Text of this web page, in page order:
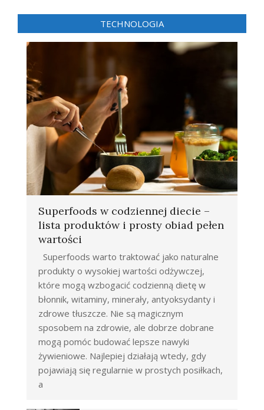
TECHNOLOGIA
Superfoods w codziennej diecie –
lista produktów i prosty obiad pełen
wartości
Superfoods warto traktować jako naturalne
produkty o wysokiej wartości odżywczej,
które mogą wzbogacić codzienną dietę w
błonnik, witaminy, minerały, antyoksydanty i
zdrowe tłuszcze. Nie są magicznym
sposobem na zdrowie, ale dobrze dobrane
mogą pomóc budować lepsze nawyki
żywieniowe. Najlepiej działają wtedy, gdy
pojawiają się regularnie w prostych posiłkach,
a